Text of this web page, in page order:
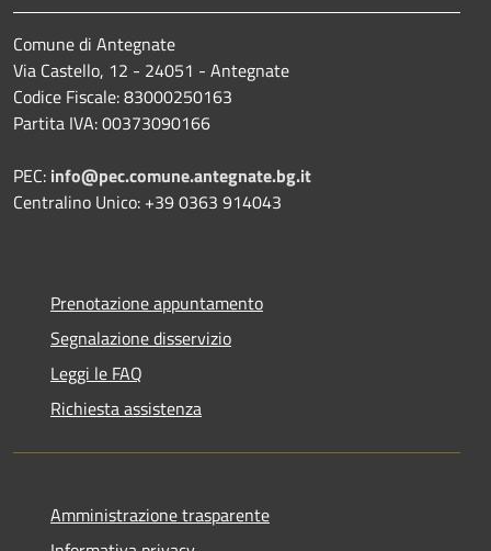
Comune di Antegnate
Via Castello, 12 - 24051 - Antegnate
Codice Fiscale: 83000250163
Partita IVA: 00373090166
PEC: info@pec.comune.antegnate.bg.it
Centralino Unico: +39 0363 914043
Prenotazione appuntamento
Segnalazione disservizio
Leggi le FAQ
Richiesta assistenza
Amministrazione trasparente